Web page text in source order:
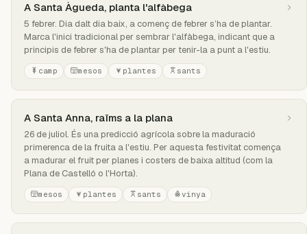
A Santa Àgueda, planta l'alfàbega
5 febrer. Dia dalt dia baix, a començ de febrer s’ha de plantar.
Marca l'inici tradicional per sembrar l'alfàbega, indicant que a
principis de febrer s'ha de plantar per tenir-la a punt a l'estiu.
camp mesos plantes sants
A Santa Anna, raïms a la plana
26 de juliol. És una predicció agrícola sobre la maduració
primerenca de la fruita a l'estiu. Per aquesta festivitat comença
a madurar el fruit per planes i costers de baixa altitud (com la
Plana de Castelló o l'Horta).
mesos plantes sants vinya